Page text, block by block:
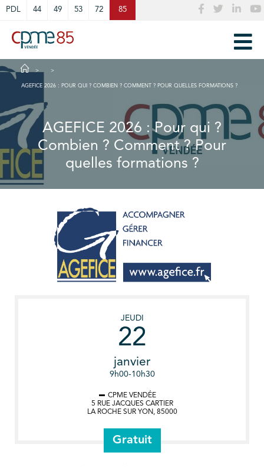
PDL 44 49 53 72 85
AGEFICE 2026 : POUR QUI ? COMBIEN ? COMMENT ? POUR QUELLES FORMATIONS ?
AGEFICE 2026 : Pour qui ?
Combien ? Comment ? Pour
quelles formations ?
JEUDI
22
janvier
9h00-10h30
CPME VENDÉE
5 RUE JACQUES CARTIER
LA ROCHE SUR YON, 85000
Gratuit
Cookies management panel